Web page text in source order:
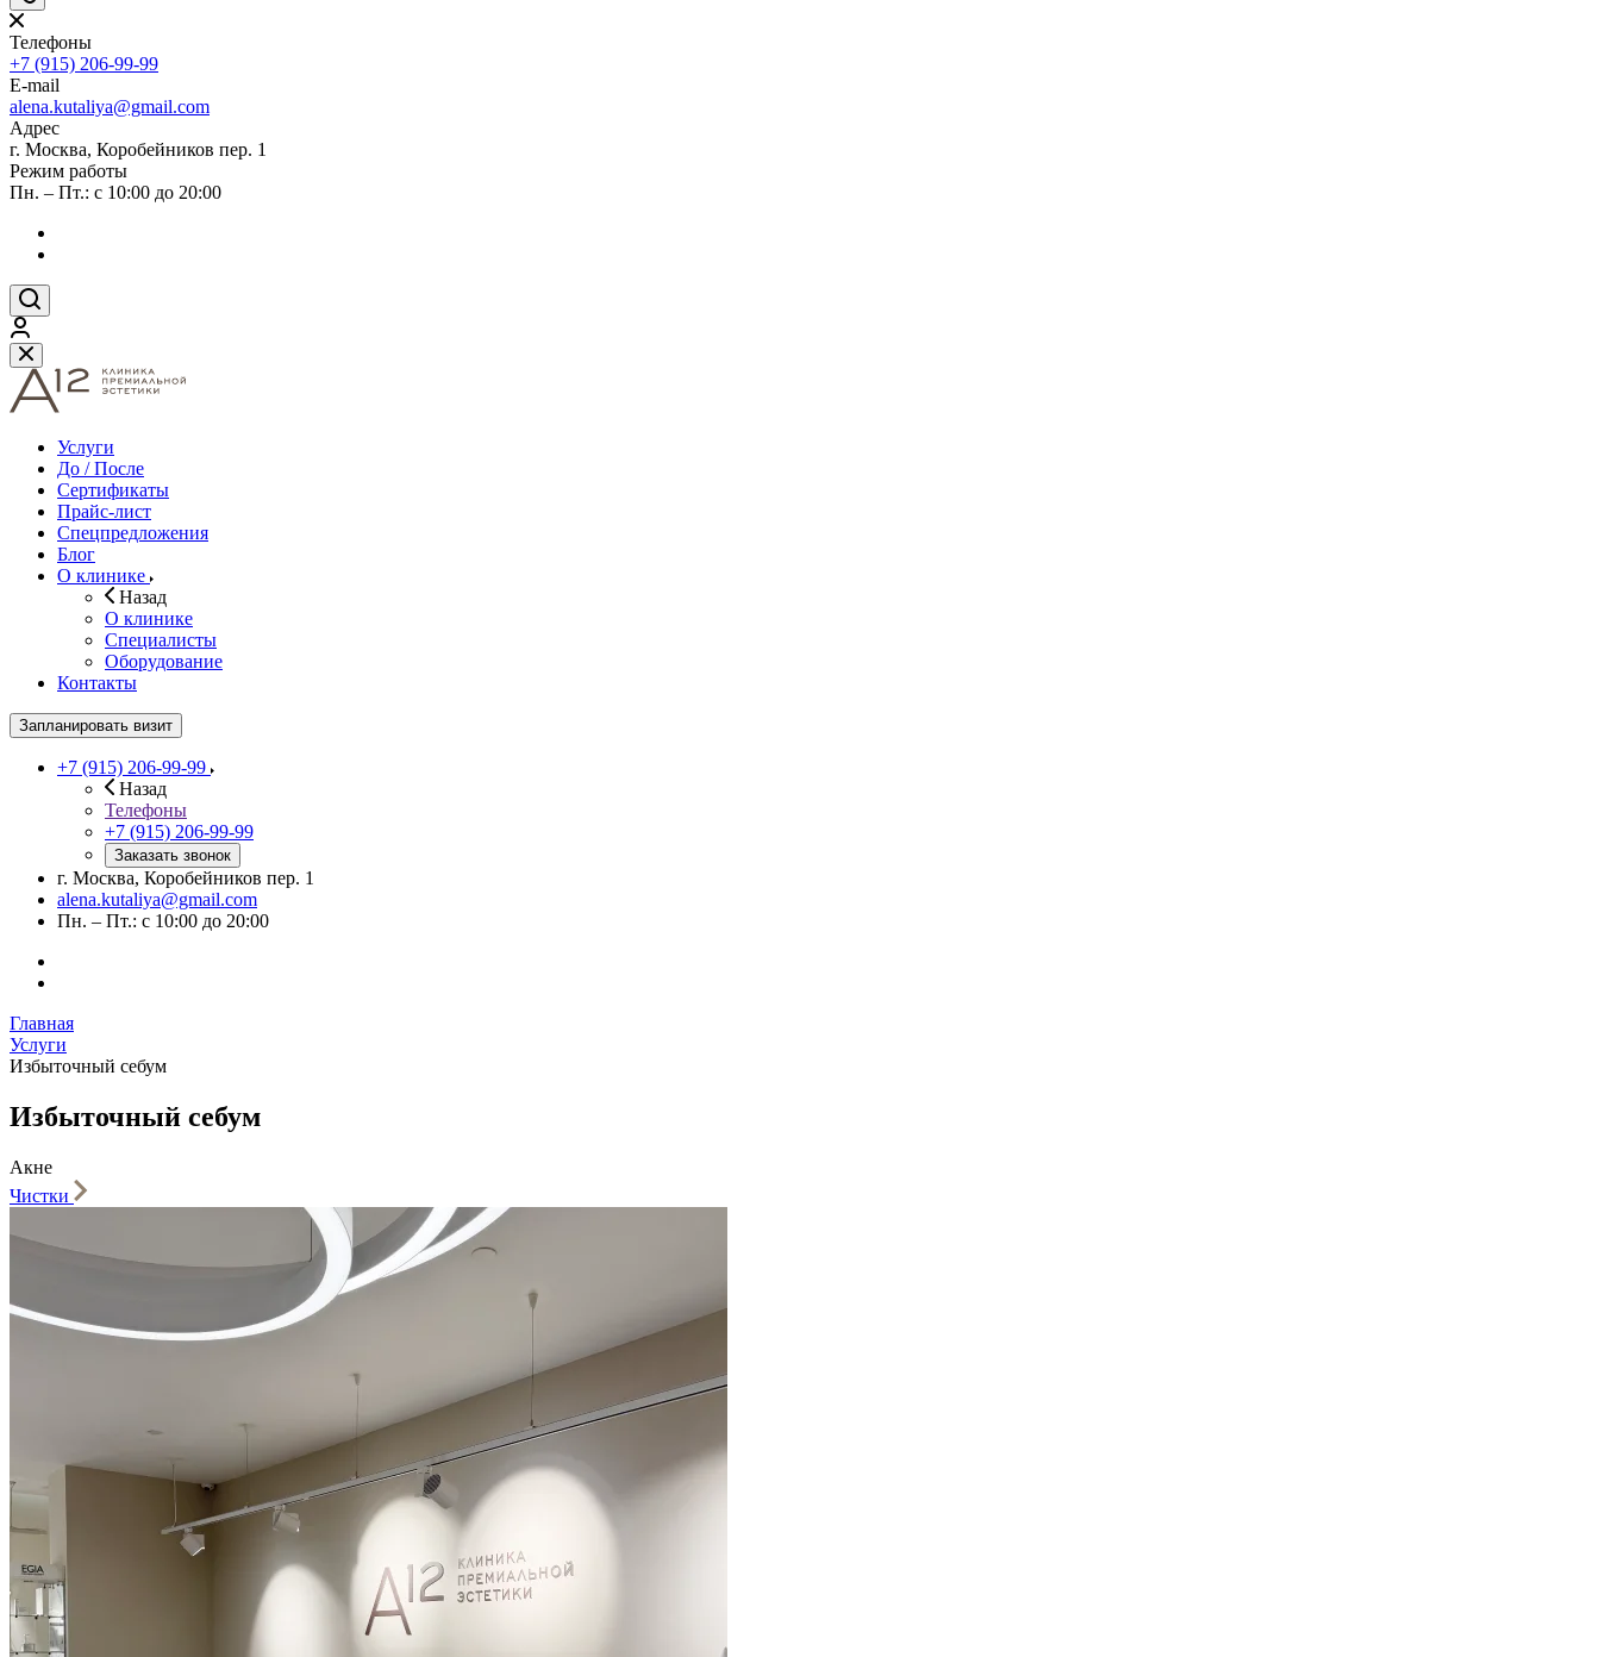
Телефоны
+7 (915) 206-99-99
E-mail
alena.kutaliya@gmail.com
Адрес
г. Москва, Коробейников пер. 1
Режим работы
Пн. – Пт.: с 10:00 до 20:00
Услуги
До / После
Сертификаты
Прайс-лист
Спецпредложения
Блог
О клинике
Назад
О клинике
Специалисты
Оборудование
Контакты
Запланировать визит
+7 (915) 206-99-99
Назад
Телефоны
+7 (915) 206-99-99
Заказать звонок
г. Москва, Коробейников пер. 1
alena.kutaliya@gmail.com
Пн. – Пт.: с 10:00 до 20:00
Главная
Услуги
Избыточный себум
Избыточный себум
Акне
Чистки